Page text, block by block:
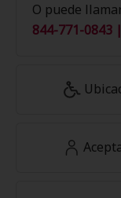
O puede
844-771-0843